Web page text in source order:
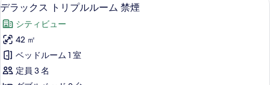
写
真
を
表
示
ム
禁
煙
の
す
リ
ル
ル
ー
ム
禁
煙
ラ
ッ
ク
ス
ト
6
デラックス トリプルルーム 禁煙
シティビュー
42 ㎡
ベッドルーム 1 室
定員 3 名